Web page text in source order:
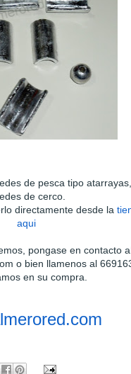
de pesca tipo
de cerco.
directamente desde la
aqui
pongase en contacto
o bien llamenos al
en su compra.